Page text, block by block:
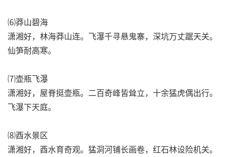
⑹莽山碧海
潇湘好，林海莽山连。飞瀑千寻悬鬼寨，深坑万丈踞天关。
仙笋耐高寒。
⑺壶瓶飞瀑
潇湘好，屋脊挺壶瓶。二百奇峰皆耸立，十余猛虎偶出行。
飞瀑下天庭。
⑻酉水景区
潇湘好，酉水育奇观。猛洞河铺长画卷，红石林设险机关。